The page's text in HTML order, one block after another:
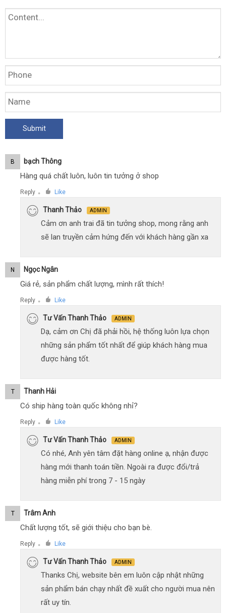
B Bạch Thông
Hàng quá chất luôn, luôn tin tưởng ở shop
Reply ● Like
Thanh Thảo ADMIN
Cảm ơn anh trai đã tin tưởng shop, mong rằng anh
sẽ lan truyền cảm hứng đến với khách hàng gần xa
N Ngọc Ngân
Giá rẻ, sản phẩm chất lượng, mình rất thích!
Reply ● Like
Tư Vấn Thanh Thảo ADMIN
Dạ, cảm ơn Chị đã phải hồi, hệ thống luôn lựa chọn
những sản phẩm tốt nhất để giúp khách hàng mua
được hàng tốt.
T Thanh Hải
Có ship hàng toàn quốc không nhỉ?
Reply ● Like
Tư Vấn Thanh Thảo ADMIN
Có nhé, Anh yên tâm đặt hàng online ạ, nhận được
hàng mới thanh toán tiền. Ngoài ra được đổi/trả
hàng miễn phí trong 7 - 15 ngày
T Trâm Anh
Chất lượng tốt, sẽ giới thiệu cho bạn bè.
Reply ● Like
Tư Vấn Thanh Thảo ADMIN
Thanks Chị, website bên em luôn cập nhật những
sản phẩm bán chạy nhất đề xuất cho người mua nên
rất uy tín.